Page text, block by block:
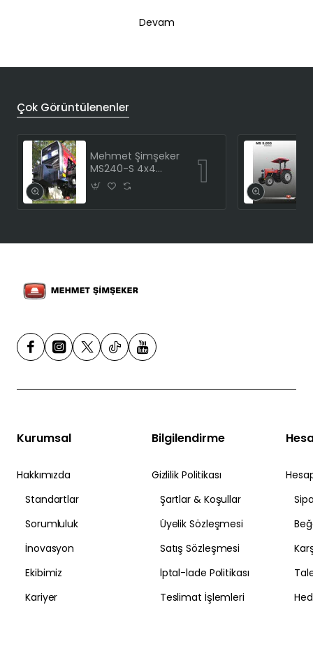
Devam
Çok Görüntülenenler
Mehmet Şimşeker
MS240-S 4x4
Traktör
Kurumsal
Hakkımızda
Standartlar
Sorumluluk
İnovasyon
Ekibimiz
Kariyer
Bilgilendirme
Gizlilik Politikası
Şartlar & Koşullar
Üyelik Sözleşmesi
Satış Sözleşmesi
İptal-İade Politikası
Teslimat İşlemleri